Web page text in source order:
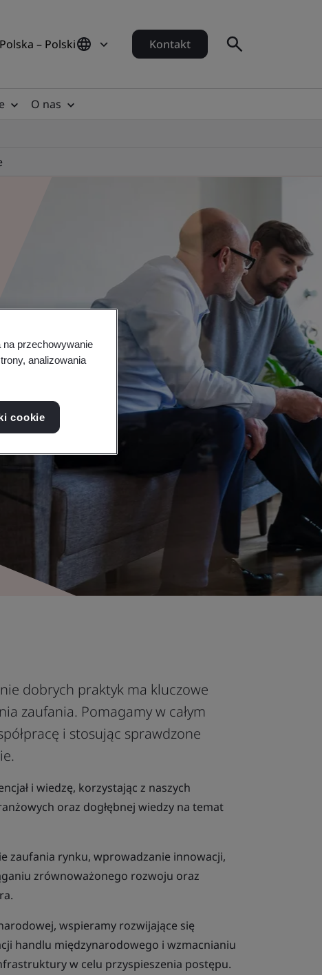
Polska – Polski Kontakt
O nas
dobrych praktyk ma kluczowe
zaufania. Pomagamy w całym
i stosując sprawdzone
i wiedzę, korzystając z naszych
oraz dogłębnej wiedzy na temat
zaufania rynku, wprowadzanie innowacji,
zrównoważonego rozwoju oraz
wspieramy rozwijające się
handlu międzynarodowego i wzmacnianiu
w celu przyspieszenia postępu.
przechowywanie
analizowania
cookie